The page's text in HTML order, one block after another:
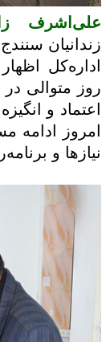
علی‌اشرف
زندانیان
اداره‌کل
روز متوالی
اعتماد و
امروز
نیازها و